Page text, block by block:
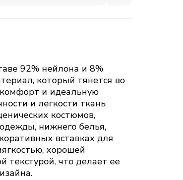
92% нейлона и 8%
который тянется во
комфорт и идеальную
и легкости ткань
костюмов,
нижнего белья,
вставках для
хорошей
текстурой, что делает ее